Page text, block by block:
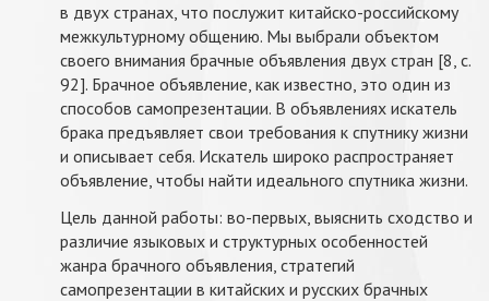
в двух странах, что послужит китайско-российскому
межкультурному общению. Мы выбрали объектом
своего внимания брачные объявления двух стран [8, с.
92]. Брачное объявление, как известно, это один из
способов самопрезентации. В объявлениях искатель
брака предъявляет свои требования к спутнику жизни
и описывает себя. Искатель широко распространяет
объявление, чтобы найти идеального спутника жизни.
Цель данной работы: во-первых, выяснить сходство и
различие языковых и структурных особенностей
жанра брачного объявления, стратегий
самопрезентации в китайских и русских брачных